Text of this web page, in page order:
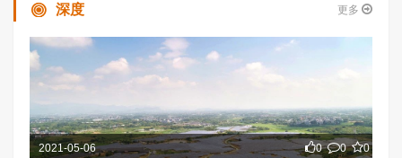
深度 更多
2021-05-06 0 0 0